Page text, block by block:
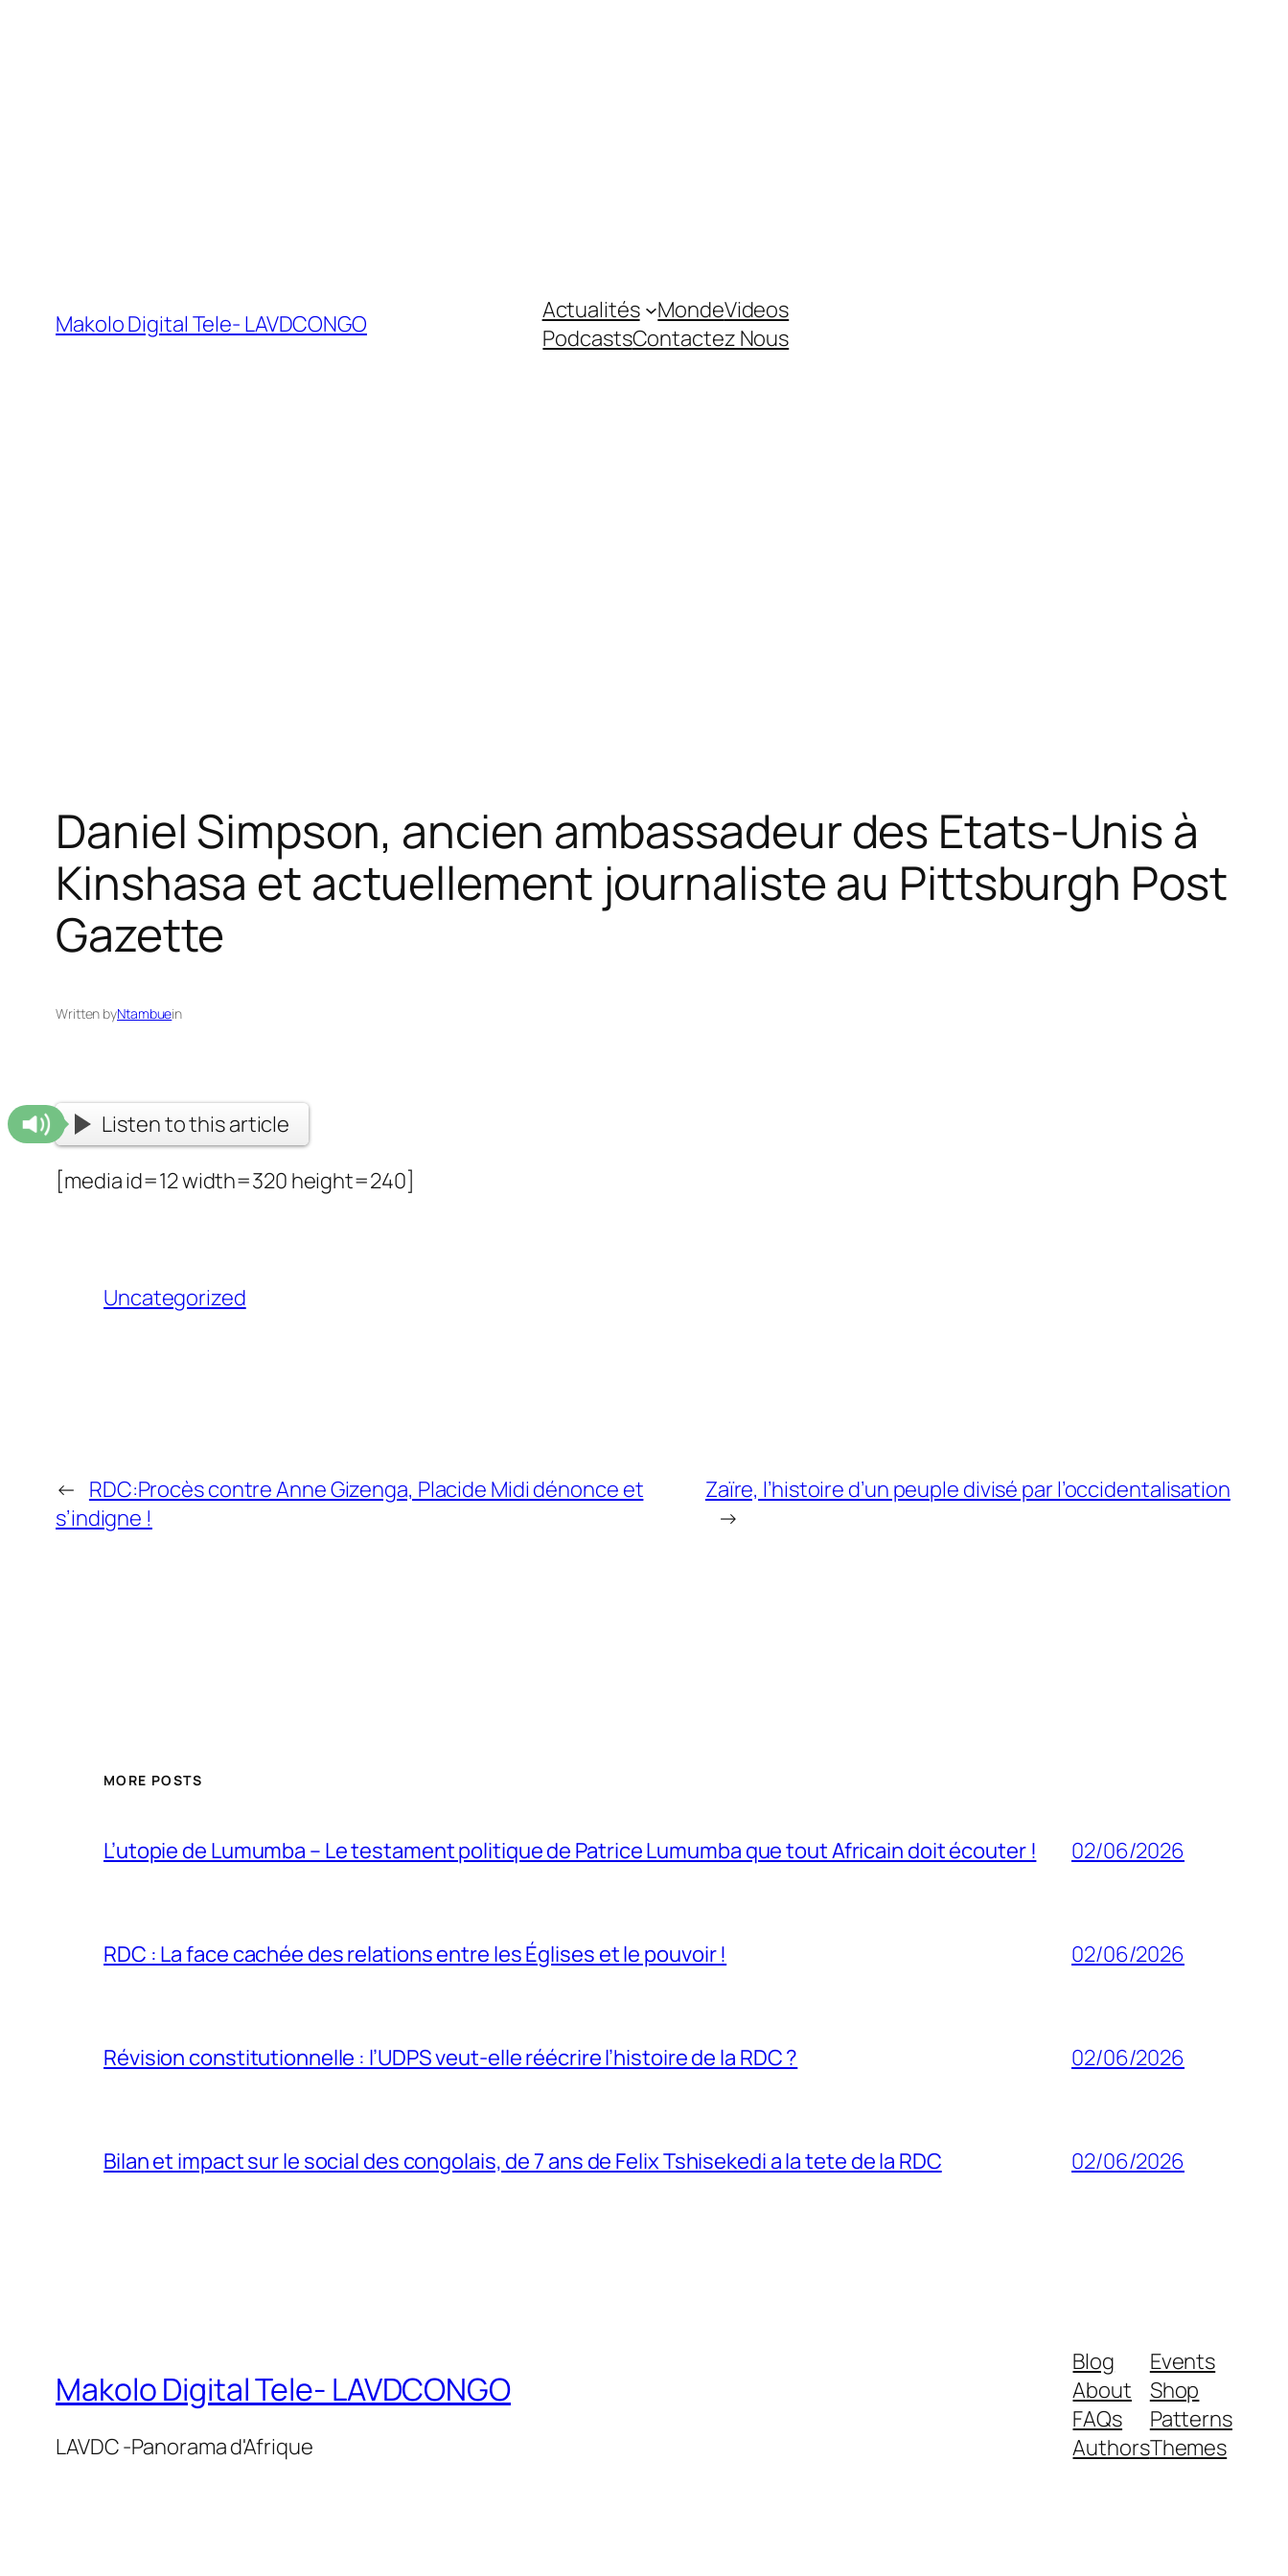
Makolo Digital Tele- LAVDCONGO Actualités MondeVideos
PodcastsContactez Nous
Daniel Simpson, ancien ambassadeur des Etats-Unis à
Kinshasa et actuellement journaliste au Pittsburgh Post
Gazette
Written byNtambuein
Listen to this article
[media id=12 width=320 height=240]
Uncategorized
← RDC:Procès contre Anne Gizenga, Placide Midi dénonce et
s’indigne !
Zaïre, l’histoire d’un peuple divisé par l’occidentalisation
→
MORE POSTS
L’utopie de Lumumba – Le testament politique de Patrice Lumumba que tout Africain doit écouter ! 02/06/2026
RDC : La face cachée des relations entre les Églises et le pouvoir ! 02/06/2026
Révision constitutionnelle : l’UDPS veut-elle réécrire l’histoire de la RDC ? 02/06/2026
Bilan et impact sur le social des congolais, de 7 ans de Felix Tshisekedi a la tete de la RDC 02/06/2026
Makolo Digital Tele- LAVDCONGO
LAVDC -Panorama d'Afrique
Blog
About
FAQs
Authors
Events
Shop
Patterns
Themes